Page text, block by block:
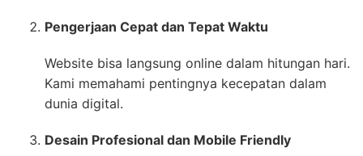
Pengerjaan Cepat dan Tepat Waktu
Website bisa langsung online dalam hitungan hari.
Kami memahami pentingnya kecepatan dalam
dunia digital.
Desain Profesional dan Mobile Friendly